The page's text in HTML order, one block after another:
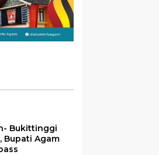
Bukittinggi
Bupati Agam